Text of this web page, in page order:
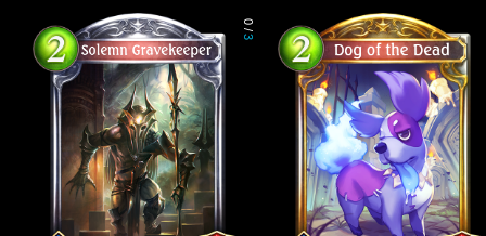
0
/
3